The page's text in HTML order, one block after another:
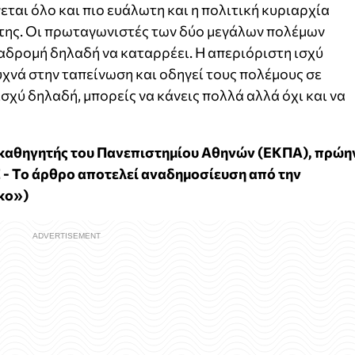
όλο και πιο ευάλωτη και η πολιτική κυριαρχία
Οι πρωταγωνιστές των δύο μεγάλων πολέμων
δηλαδή να καταρρέει. Η απεριόριστη ισχύ
στην ταπείνωση και οδηγεί τους πολέμους σε
δηλαδή, μπορείς να κάνεις πολλά αλλά όχι και να
καθηγητής του Πανεπιστημίου Αθηνών (ΕΚΠΑ),
Το άρθρο αποτελεί αναδημοσίευση από την